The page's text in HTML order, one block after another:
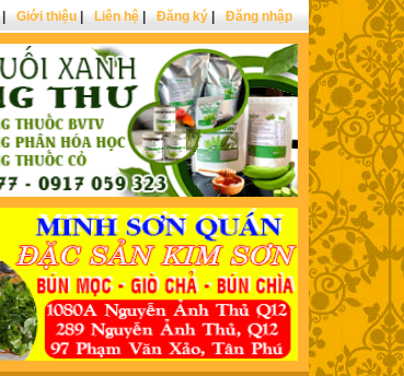
Giới thiệu Liên hệ Đăng ký Đăng nhập